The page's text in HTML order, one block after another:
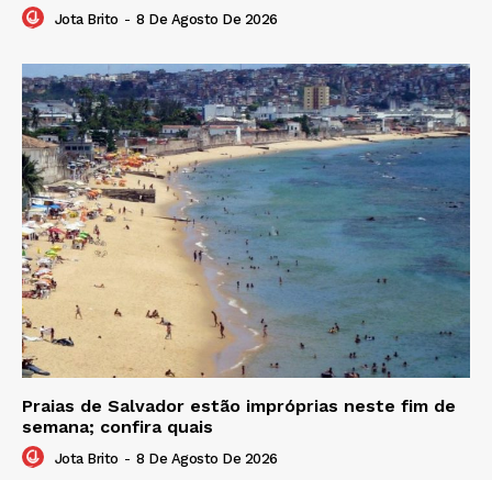
Jota Brito - 8 De Agosto De 2026
Praias de Salvador estão impróprias neste fim de
semana; confira quais
Jota Brito - 8 De Agosto De 2026